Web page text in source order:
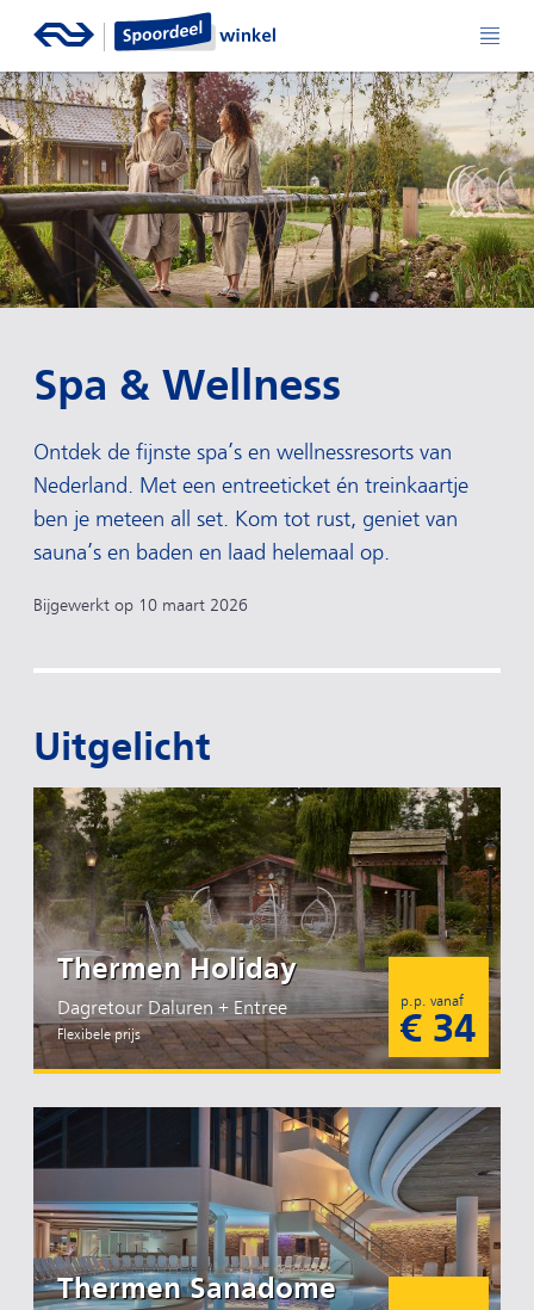
Spa & Wellness
Ontdek de fijnste spa’s en wellnessresorts van
Nederland. Met een entreeticket én treinkaartje
ben je meteen all set. Kom tot rust, geniet van
sauna’s en baden en laad helemaal op.
Bijgewerkt op 10 maart 2026
Uitgelicht
Thermen Holiday
Dagretour Daluren + Entree
Flexibele prijs
p.p. vanaf
€ 34
Thermen Sanadome